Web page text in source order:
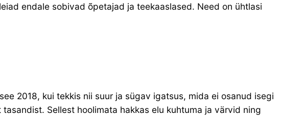
endale sobivad õpetajad ja teekaaslased. Need on ühtlasi
2018, kui tekkis nii suur ja sügav igatsus, mida ei osanud isegi
Sellest hoolimata hakkas elu kuhtuma ja värvid ning